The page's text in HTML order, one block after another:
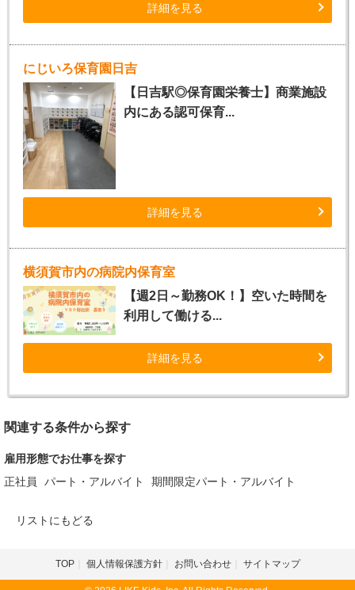
詳細を見る
にじいろ保育園日吉
【日吉駅◎保育園栄養士】商業施設
内にある認可保育...
詳細を見る
横須賀市内の病院内保育室
【週2日～勤務OK！】空いた時間を
利用して働ける...
詳細を見る
関連する条件から探す
雇用形態でお仕事を探す
正社員
パート・アルバイト 期間限定パート・アルバイト
リストにもどる
TOP 個人情報保護方針 お問い合わせ サイトマップ